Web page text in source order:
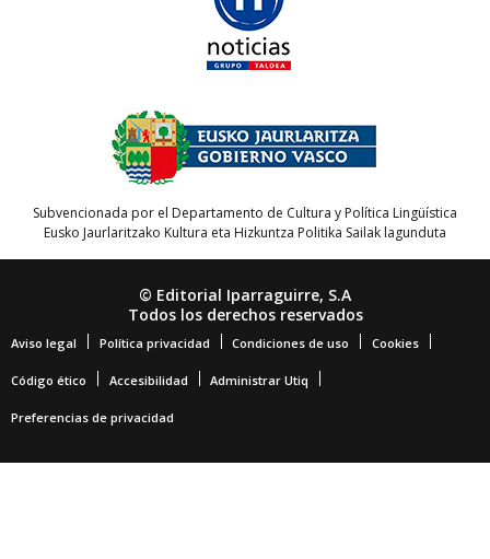
Subvencionada por el Departamento de Cultura y Política Lingüística
Eusko Jaurlaritzako Kultura eta Hizkuntza Politika Sailak lagunduta
© Editorial Iparraguirre, S.A
Todos los derechos reservados
Aviso legal Política privacidad Condiciones de uso Cookies
Código ético Accesibilidad Administrar Utiq
Preferencias de privacidad